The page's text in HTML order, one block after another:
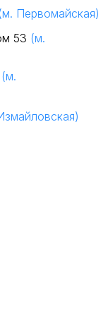
(м. Первомайская)
53 (м.
(м.